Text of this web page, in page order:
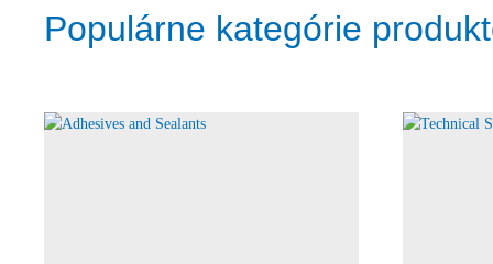
Populárne kategórie